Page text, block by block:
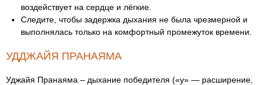
воздействует на сердце и лёгкие.
Следите, чтобы задержка дыхания не была чрезмерной и
выполнялась только на комфортный промежуток времени.
УДДЖАЙЯ ПРАНАЯМА
Уджайя Пранаяма – дыхание победителя («у» — расширение,